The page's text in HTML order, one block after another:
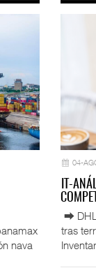
nava
04-
IT-
⮕
tras
trip ...